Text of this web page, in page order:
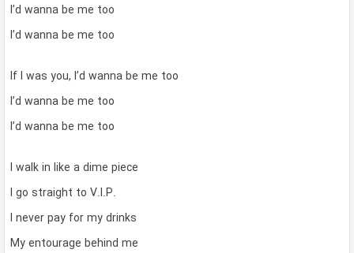
I’d wanna be me too
I’d wanna be me too
If I was you, I’d wanna be me too
I’d wanna be me too
I’d wanna be me too
I walk in like a dime piece
I go straight to V.I.P.
I never pay for my drinks
My entourage behind me